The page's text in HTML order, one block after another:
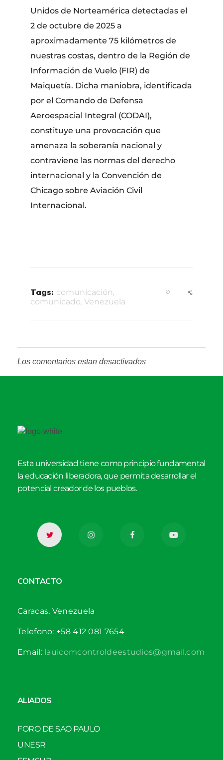
Unidos de Norteamérica detectadas el
2 de octubre de 2025 a
aproximadamente 75 kilómetros de
nuestras costas, dentro de la Región de
Información de Vuelo (FIR) de
Maiquetía. Dicha maniobra, identificada
por el Comando de Defensa
Aeroespacial Integral (CODAI),
constituye una provocación que
amenaza la soberanía nacional y
contraviene las normas del derecho
internacional y la Convención de
Chicago sobre Aviación Civil
Internacional.
Tags: comunicación
comunicado ,Venezuela
Los comentarios estan desactivados
Esta universidad tiene como principio fundamental
la educación liberadora, que permita desarrollar el
potencial creador de los pueblos.
CONTACTO
Caracas, Venezuela
Telefono: +58 412 081 7654
Email:lauicomcontroldeestudios@gmail.com
ALIADOS
FORO DE SAO PAULO
UNESR